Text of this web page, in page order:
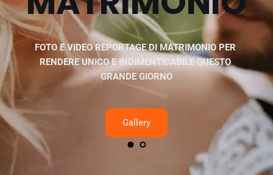
FOTO E VIDEO REPORTAGE DI MATRIMONIO PER
RENDERE UNICO E INDIMENTICABILE QUESTO
GRANDE GIORNO
Gallery